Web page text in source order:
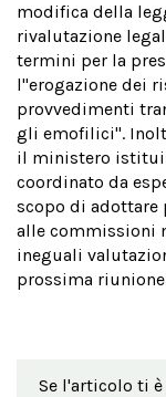
modifica della
rivalutazione
termini per la
l''erogazione dei
provvedimenti
gli emofilici".
il ministero
coordinato da
scopo di adottare
alle commissioni
ineguali
prossima
Se l'articolo ti